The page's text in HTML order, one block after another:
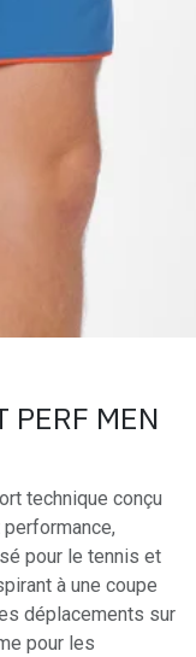
PERF MEN
technique conçu
pour le tennis et
à une coupe
déplacements sur
pour les